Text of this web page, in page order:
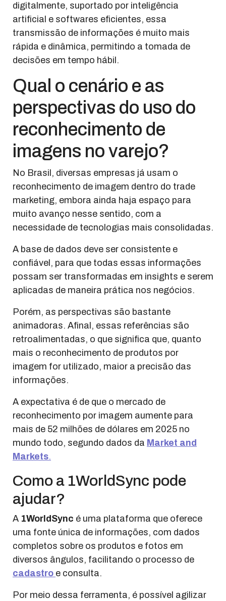
digitalmente, suportado por inteligência
artificial e softwares eficientes, essa
transmissão de informações é muito mais
rápida e dinâmica, permitindo a tomada de
decisões em tempo hábil.
Qual o cenário e as
perspectivas do uso do
reconhecimento de
imagens no varejo?
No Brasil, diversas empresas já usam o
reconhecimento de imagem dentro do trade
marketing, embora ainda haja espaço para
muito avanço nesse sentido, com a
necessidade de tecnologias mais consolidadas.
A base de dados deve ser consistente e
confiável, para que todas essas informações
possam ser transformadas em insights e serem
aplicadas de maneira prática nos negócios.
Porém, as perspectivas são bastante
animadoras. Afinal, essas referências são
retroalimentadas, o que significa que, quanto
mais o reconhecimento de produtos por
imagem for utilizado, maior a precisão das
informações.
A expectativa é de que o mercado de
reconhecimento por imagem aumente para
mais de 52 milhões de dólares em 2025 no
mundo todo, segundo dados da Market and
Markets.
Como a 1WorldSync pode
ajudar?
A 1WorldSync é uma plataforma que oferece
uma fonte única de informações, com dados
completos sobre os produtos e fotos em
diversos ângulos, facilitando o processo de
cadastro e consulta.
Por meio dessa ferramenta, é possível agilizar